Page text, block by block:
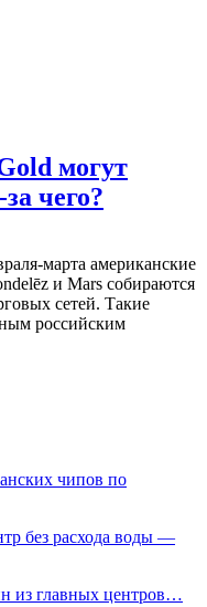
могут
чего?
марта американские
и Mars собираются
сетей. Такие
российским
чипов по
без расхода воды —
из главных центров…